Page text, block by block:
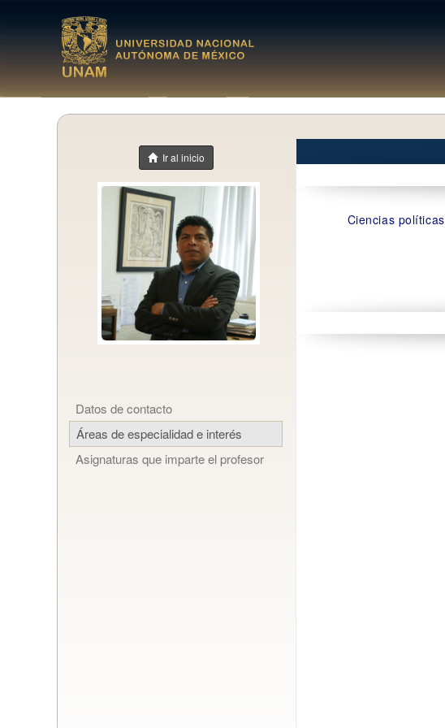
Ir al inicio
Datos de contacto
Áreas de especialidad e interés
Asignaturas que imparte el profesor
Ciencias políticas